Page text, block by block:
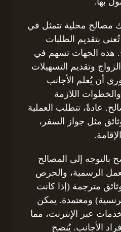
مصالح محلية تتمثل في
تُعنى بتقديم الطلبات
هذه الجهات تسهم في
وتقديم التسهيلات
أن يُعلم الأجانب
اللازمة
عادةً، تتطلب العملية
مثل جواز السفر،
بالتوجه إلى المصالح
الرسمية، والحرص
مترجمة (إذا كانت
ومعتمدة. يمكن
عبر الإنترنت، مما
الأجانب. يُنصح